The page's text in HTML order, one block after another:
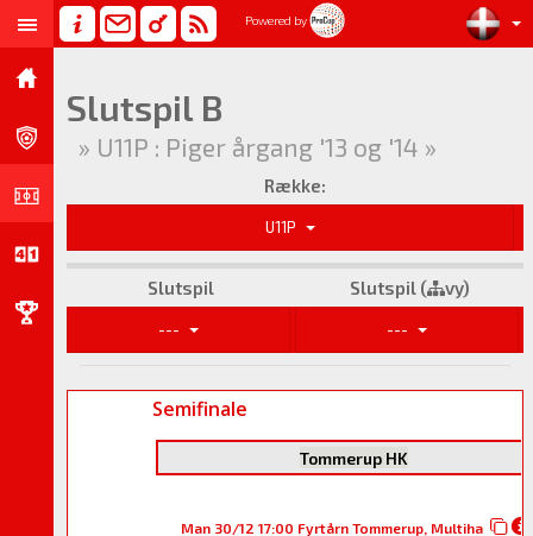
Powered by
Slutspil B
» U11P : Piger årgang '13 og '14 »
Række:
U11P
Slutspil Slutspil ( vy)
--- ---
Semifinale
Tommerup HK
Man 30/12 17:00 Fyrtårn Tommerup, Multiha